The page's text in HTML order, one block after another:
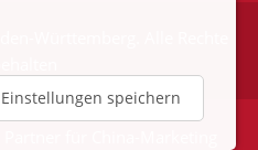
Württemberg. Alle Rechte
Einstellungen speichern